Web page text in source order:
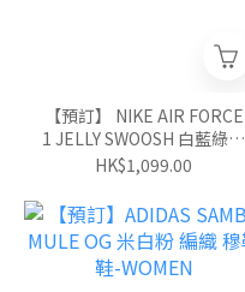
【預訂】 NIKE AIR FORCE
1 JELLY SWOOSH 白藍綠果
凍剔-GS
HK$1,099.00